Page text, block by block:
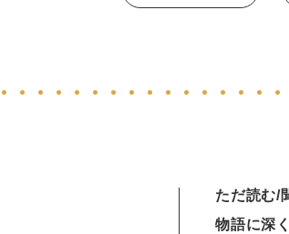
ただ読む/
物語に深